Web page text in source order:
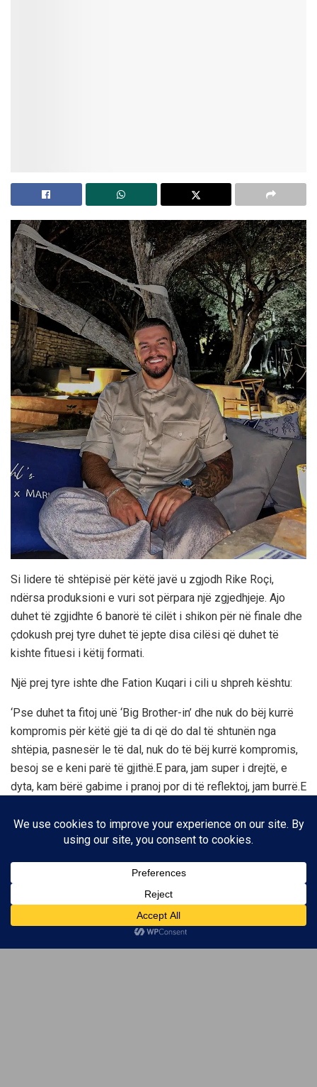
Si lidere të shtëpisë për këtë javë u zgjodh Rike Roçi,
ndërsa produksioni e vuri sot përpara një zgjedhjeje. Ajo
duhet të zgjidhte 6 banorë të cilët i shikon për në finale dhe
çdokush prej tyre duhet të jepte disa cilësi që duhet të
kishte fituesi i këtij formati.
Një prej tyre ishte dhe Fation Kuqari i cili u shpreh kështu:
‘Pse duhet ta fitoj unë ‘Big Brother-in’ dhe nuk do bëj kurrë
kompromis për këtë gjë ta di që do dal të shtunën nga
shtëpia, pasnesër le të dal, nuk do të bëj kurrë kompromis,
besoj se e keni parë të gjithë.E para, jam super i drejtë, e
dyta, kam bërë gabime i pranoj por di të reflektoj, jam burrë.E
lojë këtu brenda, s’ma mbyll dot gojën askush nga ju.Disa
nga ju e kanë parë shumë mirë çfarë do të thotë në
momentin që merresh me mua përsa i përket argumentit,
nuk i tërhiqem kurrë argumentit tim nëse kam të drejtë.Unë
këtu e kam thënë gjithmonë që drejtësia duhet të jetë
shumë e pastër, shumë shumë e pastër përsa i përket
këtyre gjërave, dhe unë prandaj duhet ta fitoj këtë ‘Big
Brother’ për këto arsye.’